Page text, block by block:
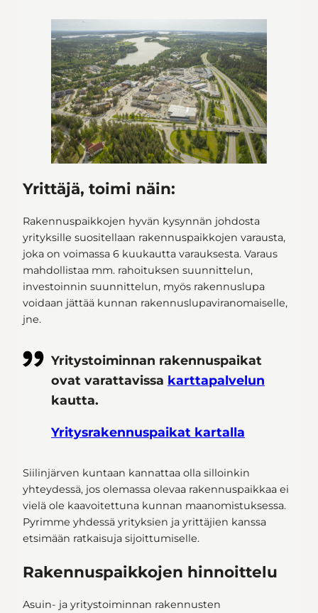
Yrittäjä, toimi näin:
Rakennuspaikkojen hyvän kysynnän johdosta
yrityksille suositellaan rakennuspaikkojen varausta,
joka on voimassa 6 kuukautta varauksesta. Varaus
mahdollistaa mm. rahoituksen suunnittelun,
investoinnin suunnittelun, myös rakennuslupa
voidaan jättää kunnan rakennuslupaviranomaiselle,
jne.
Yritystoiminnan rakennuspaikat
ovat varattavissa karttapalvelun
kautta.
Yritysrakennuspaikat kartalla
Siilinjärven kuntaan kannattaa olla silloinkin
yhteydessä, jos olemassa olevaa rakennuspaikkaa ei
vielä ole kaavoitettuna kunnan maanomistuksessa.
Pyrimme yhdessä yrityksien ja yrittäjien kanssa
etsimään ratkaisuja sijoittumiselle.
Rakennuspaikkojen hinnoittelu
Asuin- ja yritystoiminnan rakennusten